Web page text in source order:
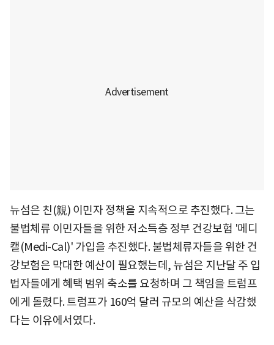
뉴섬은 친(親) 이민자 정책을 지속적으로 추진했다. 그는
불법체류 이민자들을 위한 저소득층 정부 건강보험 '메디
캘(Medi-Cal)' 가입을 추진했다. 불법체류자들을 위한 건
강보험은 막대한 예산이 필요했는데, 뉴섬은 지난달 주 입
법자들에게 혜택 범위 축소를 요청하며 그 책임을 트럼프
에게 돌렸다. 트럼프가 160억 달러 규모의 예산을 삭감했
다는 이유에서였다.